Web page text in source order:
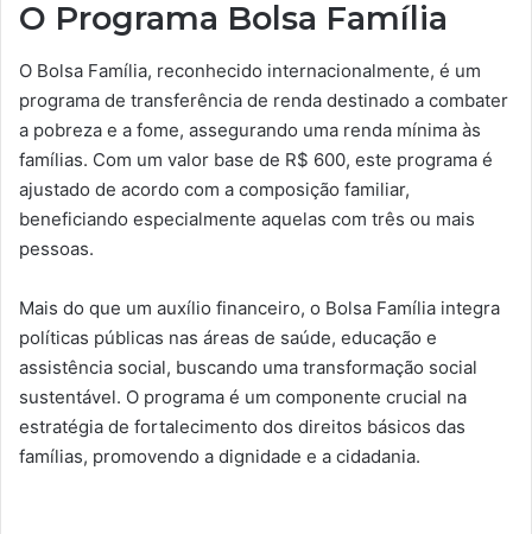
O Programa Bolsa Família
O Bolsa Família, reconhecido internacionalmente, é um
programa de transferência de renda destinado a combater
a pobreza e a fome, assegurando uma renda mínima às
famílias. Com um valor base de R$ 600, este programa é
ajustado de acordo com a composição familiar,
beneficiando especialmente aquelas com três ou mais
pessoas.
Mais do que um auxílio financeiro, o Bolsa Família integra
políticas públicas nas áreas de saúde, educação e
assistência social, buscando uma transformação social
sustentável. O programa é um componente crucial na
estratégia de fortalecimento dos direitos básicos das
famílias, promovendo a dignidade e a cidadania.